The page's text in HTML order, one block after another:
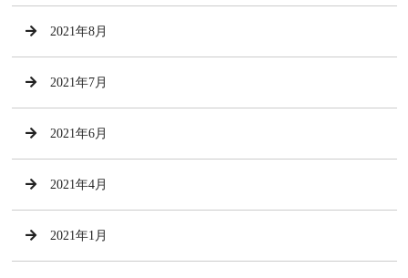
2021年8月
2021年7月
2021年6月
2021年4月
2021年1月